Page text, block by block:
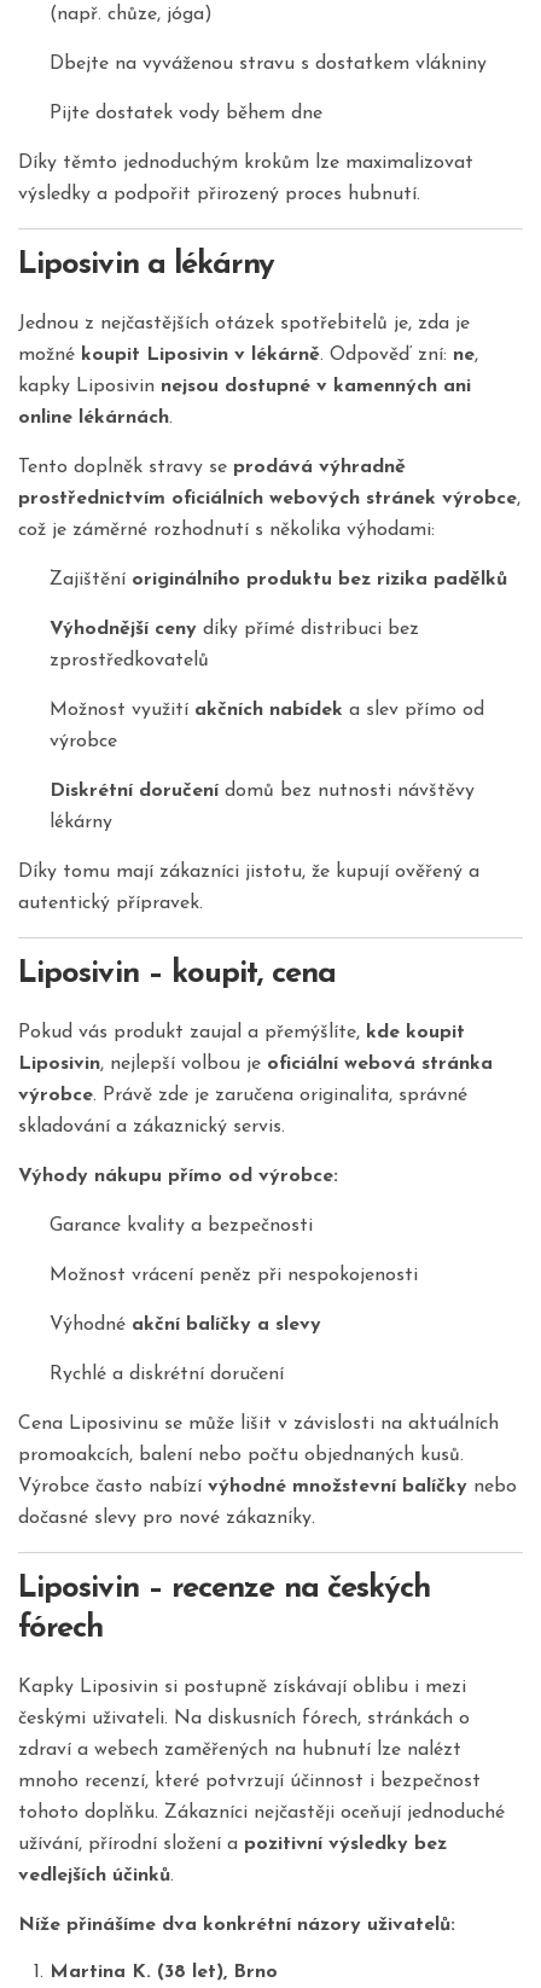
(např. chůze, jóga)
Dbejte na vyváženou stravu s dostatkem vlákniny
Pijte dostatek vody během dne
Díky těmto jednoduchým krokům lze maximalizovat
výsledky a podpořit přirozený proces hubnutí.
Liposivin a lékárny
Jednou z nejčastějších otázek spotřebitelů je, zda je
možné koupit Liposivin v lékárně. Odpověď zní: ne,
kapky Liposivin nejsou dostupné v kamenných ani
online lékárnách.
Tento doplněk stravy se prodává výhradně
prostřednictvím oficiálních webových stránek výrobce,
což je záměrné rozhodnutí s několika výhodami:
Zajištění originálního produktu bez rizika padělků
Výhodnější cenydíky přímé distribuci bez
zprostředkovatelů
Možnost využití akčních nabídek a slev přímo od
výrobce
Diskrétní doručenídomů bez nutnosti návštěvy
lékárny
Díky tomu mají zákazníci jistotu, že kupují ověřený a
autentický přípravek.
Liposivin – koupit, cena
Pokud vás produkt zaujal a přemýšlíte, kde koupit
Liposivin, nejlepší volbou je oficiální webová stránka
výrobce. Právě zde je zaručena originalita, správné
skladování a zákaznický servis.
Výhody nákupu přímo od výrobce:
Garance kvality a bezpečnosti
Možnost vrácení peněz při nespokojenosti
Výhodné akční balíčky a slevy
Rychlé a diskrétní doručení
Cena Liposivinu se může lišit v závislosti na aktuálních
promoakcích, balení nebo počtu objednaných kusů.
Výrobce často nabízí výhodné množstevní balíčky nebo
dočasné slevy pro nové zákazníky.
Liposivin – recenze na českých
fórech
Kapky Liposivin si postupně získávají oblibu i mezi
českými uživateli. Na diskusních fórech, stránkách o
zdraví a webech zaměřených na hubnutí lze nalézt
mnoho recenzí, které potvrzují účinnost i bezpečnost
tohoto doplňku. Zákazníci nejčastěji oceňují jednoduché
užívání, přírodní složení a pozitivní výsledky bez
vedlejších účinků.
Níže přinášíme dva konkrétní názory uživatelů:
Martina K. (38 let), Brno